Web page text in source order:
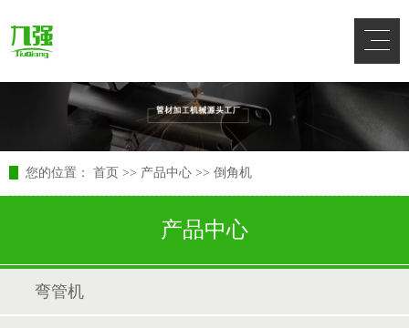
您的位置： 首页 >> 产品中心 >> 倒角机
产品中心
弯管机